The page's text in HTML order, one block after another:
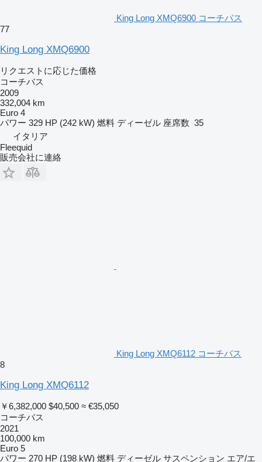
King Long XMQ6900 コーチバス
77
King Long XMQ6900
リクエストに応じた価格
コーチバス
2009
332,004 km
Euro 4
パワー 329 HP (242 kW) 燃料 ディーゼル 座席数 35
イタリア
Fleequid
販売会社に連絡
King Long XMQ6112 コーチバス
8
King Long XMQ6112
￥6,382,000 $40,500 ≈ €35,050
コーチバス
2021
100,000 km
Euro 5
パワー 270 HP (198 kW) 燃料 ディーゼル サスペンション エア/エ